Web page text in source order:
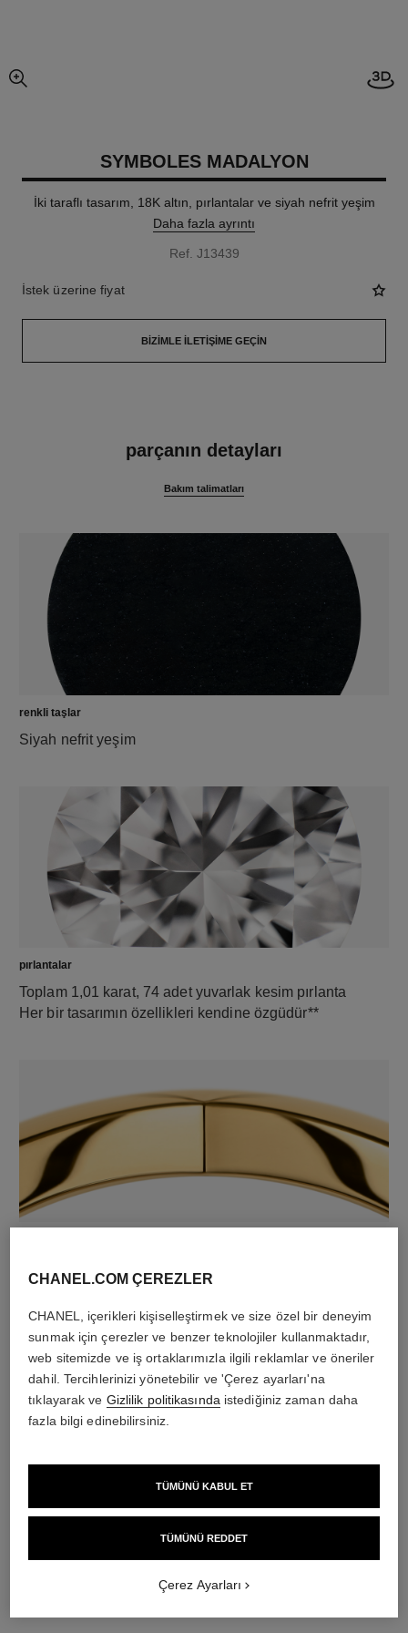
3D
resmin büyütülmüş görünümü
SYMBOLES MADALYON
İki taraflı tasarım, 18K altın, pırlantalar ve siyah nefrit yeşim
Daha fazla ayrıntı
Ref. J13439
İstek üzerine fiyat
BIZIMLE İLETIŞIME GEÇIN
parçanın detayları
Bakım talimatları
renkli taşlar
Siyah nefrit yeşim
pırlantalar
Toplam 1,01 karat, 74 adet yuvarlak kesim pırlanta
Her bir tasarımın özellikleri kendine özgüdür**
DAHA FAZLASINI KEŞFET
CHANEL.COM ÇEREZLER
CHANEL, içerikleri kişiselleştirmek ve size özel bir deneyim
sunmak için çerezler ve benzer teknolojiler kullanmaktadır,
web sitemizde ve iş ortaklarımızla ilgili reklamlar ve öneriler
dahil. Tercihlerinizi yönetebilir ve 'Çerez ayarları'na
tıklayarak ve Gizlilik politikasında istediğiniz zaman daha
fazla bilgi edinebilirsiniz.
TÜMÜNÜ REDDET
TÜMÜNÜ KABUL ET
Çerez Ayarları